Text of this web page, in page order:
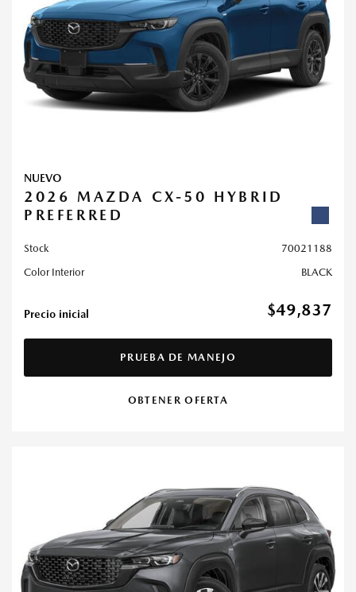
NUEVO
2026 MAZDA CX-50 HYBRID
PREFERRED
Stock
70021188
Color Interior
BLACK
Precio inicial $49,837
PRUEBA DE MANEJO
OBTENER OFERTA